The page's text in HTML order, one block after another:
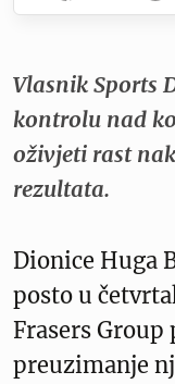
Vlasnik Sports
kontrolu nad
oživjeti rast
rezultata.
Dionice Huga
posto u
Frasers
preuzimanje